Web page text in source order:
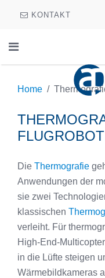
KONTAKT
Home
Die Thermografie
Anwendungen der
sie zwei
klassischen
verleiht. Für
High-End-
in die Lüfte steigen
Wärmebildkameras